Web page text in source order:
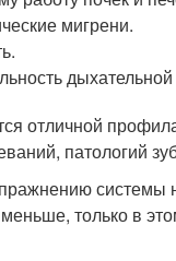
мигрени.
отличной
патологий
системы
только в